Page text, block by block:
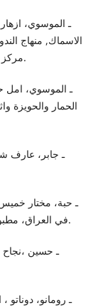
ـ الموسوي،
الاسماك, منهاج
مركز بحوث ومتحف التاريخ الطبيعي، جامعة بغداد، 2012.
ـ الموسوي، امل
الحمار والحويزة
ـ جابر، عارف
ـ حبة، مختار
في العراق، مطبوعات كلية العلوم للبنات، جامعة بغداد، بغداد، 2014.
ـ حسين ،نجاح
ـ رومانو، دوناتو